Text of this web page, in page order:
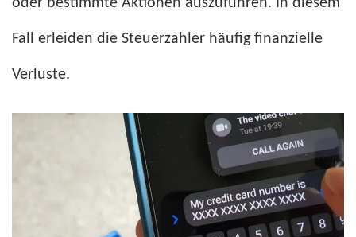
oder bestimmte Aktionen auszuführen. In diesem
Fall erleiden die Steuerzahler häufig finanzielle
Verluste.